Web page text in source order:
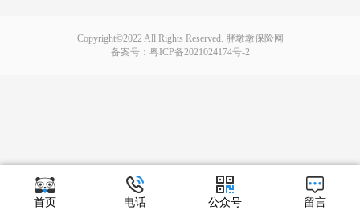
首页 电话 公众号 留言
Copyright©2022 All Rights Reserved. 胖墩墩保险网
备案号： 粤ICP备2021024174号-2